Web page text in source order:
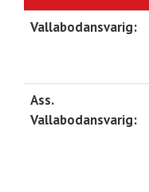
Vallabodansvarig:
Ass.
Vallabodansvarig: